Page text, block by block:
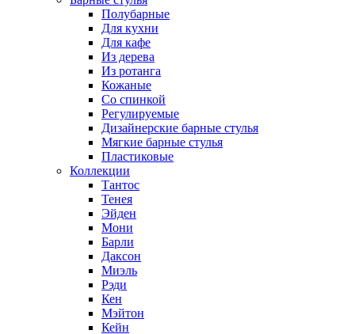
Полубарные
Для кухни
Для кафе
Из дерева
Из ротанга
Кожаные
Со спинкой
Регулируемые
Дизайнерские барные стулья
Мягкие барные стулья
Пластиковые
Коллекции
Тантос
Тенея
Эйден
Мони
Барли
Даксон
Миэль
Рэди
Кен
Мэйтон
Кейн